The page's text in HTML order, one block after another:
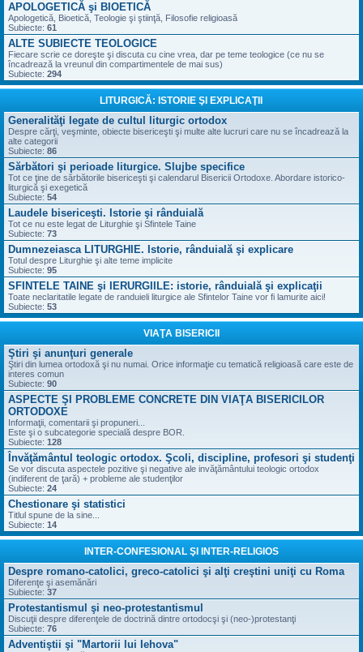
APOLOGETICĂ şi BIOETICĂ
Apologetică, Bioetică, Teologie şi ştiinţă, Filosofie religioasă
Subiecte: 61
ALTE SUBIECTE TEOLOGICE
Fiecare scrie ce doreşte şi discuta cu cine vrea, dar pe teme teologice (ce nu se
încadrează la vreunul din compartimentele de mai sus)
Subiecte: 294
LITURGICĂ: ISTORIE ŞI EXPLICAŢII
Generalităţi legate de cultul liturgic ortodox
Despre cărţi, veşminte, obiecte bisericeşti şi multe alte lucruri care nu se încadrează la
alte categorii
Subiecte: 86
Sărbători şi perioade liturgice. Slujbe specifice
Tot ce ţine de sărbătorile bisericeşti şi calendarul Bisericii Ortodoxe. Abordare istorico-
liturgică şi exegetică
Subiecte: 54
Laudele bisericeşti. Istorie şi rânduială
Tot ce nu este legat de Liturghie şi Sfintele Taine
Subiecte: 73
Dumnezeiasca LITURGHIE. Istorie, rânduială şi explicare
Totul despre Liturghie şi alte teme implicite
Subiecte: 95
SFINTELE TAINE şi IERURGIILE: istorie, rânduială şi explicaţii
Toate neclaritatile legate de randuieli liturgice ale Sfintelor Taine vor fi lamurite aici!
Subiecte: 53
VIAŢA BISERICII
Ştiri şi anunţuri generale
Ştiri din lumea ortodoxă şi nu numai. Orice informaţie cu tematică religioasă care este de
interes comun
Subiecte: 90
ASPECTE ŞI PROBLEME CONCRETE DIN VIAŢA BISERICILOR
ORTODOXE
Informaţii, comentarii şi propuneri...
Este şi o subcategorie specială despre BOR.
Subiecte: 128
Învăţământul teologic ortodox. Şcoli, discipline, profesori şi studenţi
Se vor discuta aspectele pozitive şi negative ale invăţământului teologic ortodox
(indiferent de ţară) + probleme ale studenţilor
Subiecte: 24
Chestionare şi statistici
Titlul spune de la sine...
Subiecte: 14
INTER-CONFESIONAL ŞI INTER-RELIGIOS
Despre romano-catolici, greco-catolici şi alţi creştini uniţi cu Roma
Diferenţe şi asemănări
Subiecte: 37
Protestantismul şi neo-protestantismul
Discuţii despre diferenţele de doctrină dintre ortodocşi şi (neo-)protestanţi
Subiecte: 76
Adventiştii şi "Martorii lui Iehova"